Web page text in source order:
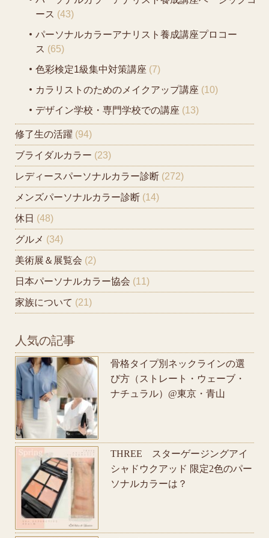
ース (43)
パーソナルカラーアナリスト養成講座プロコー
ス (65)
色彩検定1級集中対策講座 (7)
カラリストのためのメイクアップ講座 (10)
デザイン学校・専門学校での講座 (13)
修了生の活躍 (94)
ブライダルカラー (23)
レディースパーソナルカラー診断 (272)
メンズパーソナルカラー診断 (14)
休日 (48)
グルメ (34)
美術展＆展覧会 (2)
日本パーソナルカラー協会 (11)
家族について (21)
人気の記事
骨格タイプ別ネックラインの選
び方（ストレート・ウェーブ・
ナチュラル）@東京・青山
THREE スターゲージングアイ
シャドウクアッド 限定2色のパー
ソナルカラーは？